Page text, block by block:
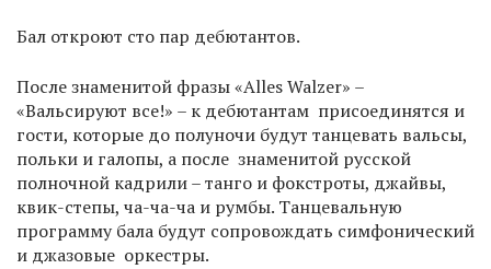
Бал откроют сто пар дебютантов.
После знаменитой фразы «Alles Walzer» –
«Вальсируют все!» – к дебютантам присоединятся и
гости, которые до полуночи будут танцевать вальсы,
польки и галопы, а после знаменитой русской
полночной кадрили – танго и фокстроты, джайвы,
квик-степы, ча-ча-ча и румбы. Танцевальную
программу бала будут сопровождать симфонический
и джазовые оркестры.